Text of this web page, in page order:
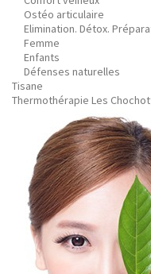
Ostéo articulaire
Elimination. Détox.
Femme
Enfants
Défenses naturelles
Tisane
Thermothérapie Les